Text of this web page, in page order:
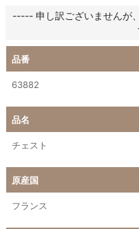
----- 申し訳ございませんが
品番
63882
品名
チェスト
原産国
フランス